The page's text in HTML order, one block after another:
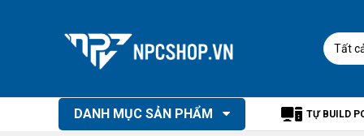
Tất
DANH MỤC SẢN PHẨM TỰ BUILD